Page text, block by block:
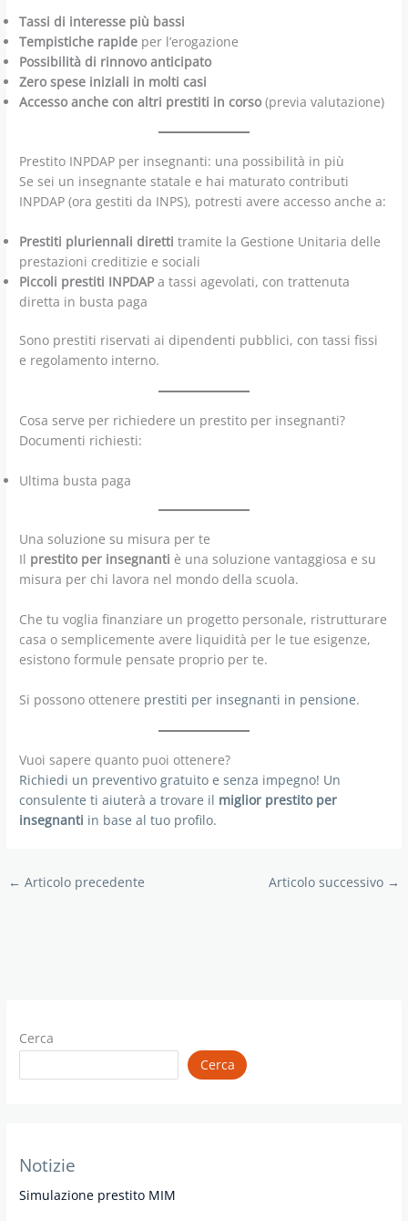
Cerca
Cerca
Notizie
Simulazione prestito MIM
Tassi di interesse più bassi
Tempistiche rapide per l’erogazione
Possibilità di rinnovo anticipato
Zero spese iniziali in molti casi
Accesso anche con altri prestiti in corso(previa valutazione)
Prestito INPDAP per insegnanti: una possibilità in più
Se sei un insegnante statale e hai maturato contributi
INPDAP (ora gestiti da INPS), potresti avere accesso anche a:
Prestiti pluriennali diretti tramite la Gestione Unitaria delle
prestazioni creditizie e sociali
Piccoli prestiti INPDAPa tassi agevolati, con trattenuta
diretta in busta paga
Sono prestiti riservati ai dipendenti pubblici, con tassi fissi
e regolamento interno.
Cosa serve per richiedere un prestito per insegnanti?
Documenti richiesti:
Ultima busta paga
Una soluzione su misura per te
Il prestito per insegnanti è una soluzione vantaggiosa e su
misura per chi lavora nel mondo della scuola.
Che tu voglia finanziare un progetto personale, ristrutturare
casa o semplicemente avere liquidità per le tue esigenze,
esistono formule pensate proprio per te.
Si possono ottenere prestiti per insegnanti in pensione.
Vuoi sapere quanto puoi ottenere?
Richiedi un preventivo gratuito e senza impegno! Un
consulente ti aiuterà a trovare il miglior prestito per
insegnanti in base al tuo profilo.
← Articolo precedente Articolo successivo →